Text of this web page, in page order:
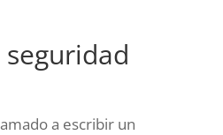
a escribir un